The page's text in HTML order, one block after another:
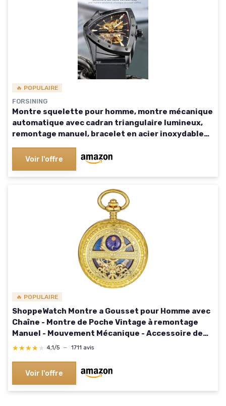
🔥 POPULAIRE
FORSINING
Montre squelette pour homme, montre mécanique
automatique avec cadran triangulaire lumineux,
remontage manuel, bracelet en acier inoxydable
Voir l'offre
🔥 POPULAIRE
ShoppeWatch Montre a Gousset pour Homme avec
Chaîne - Montre de Poche Vintage à remontage
Manuel - Mouvement Mécanique - Accessoire de
Costume Steampunk Ferroviaire des Années 1920
★★★★★
★★★★★ 4,1/5 — 1711 avis
Voir l'offre